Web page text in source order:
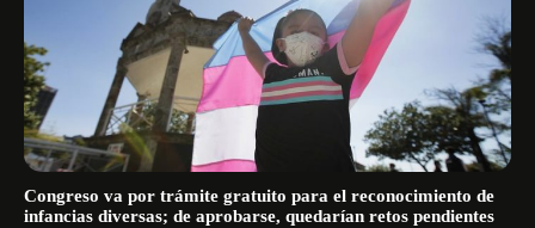
Congreso va por trámite gratuito para el reconocimiento de
infancias diversas; de aprobarse, quedarían retos pendientes